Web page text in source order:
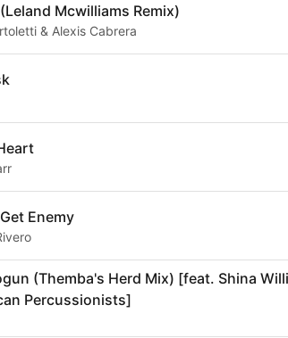
Mcwilliams Remix)
& Alexis Cabrera
Enemy
(Themba's Herd Mix) [feat. Shina
Percussionists]